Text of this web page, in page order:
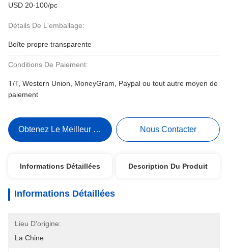
USD 20-100/pc
Détails De L'emballage:
Boîte propre transparente
Conditions De Paiement:
T/T, Western Union, MoneyGram, Paypal ou tout autre moyen de
paiement
Obtenez Le Meilleur Prix Nous Contacter
Informations Détaillées Description Du Produit
Informations Détaillées
Lieu D'origine:
La Chine